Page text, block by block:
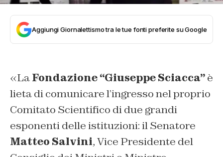
Aggiungi Giornalettismo tra le tue fonti preferite su Google
«LaFondazione “Giuseppe Sciacca”è
lieta di comunicare l’ingresso nel proprio
Comitato Scientifico di due grandi
esponenti delle istituzioni: il Senatore
Matteo Salvini, Vice Presidente del